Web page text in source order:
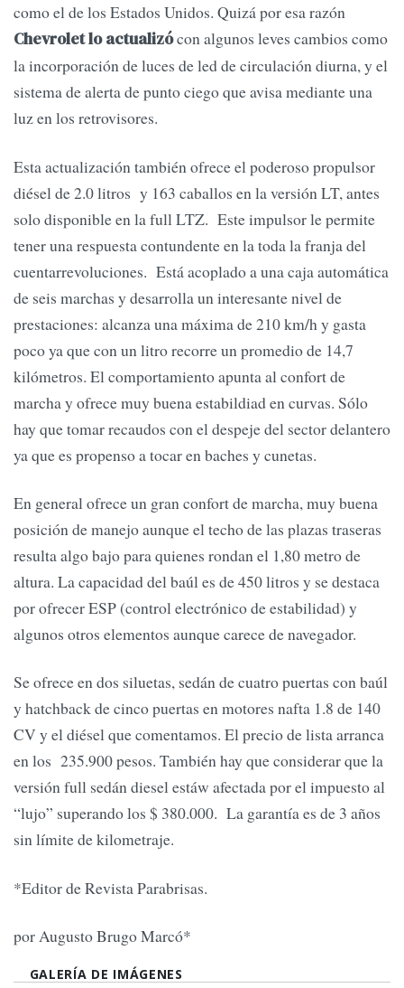
como el de los Estados Unidos. Quizá por esa razón
Chevrolet lo actualizócon algunos leves cambios como
la incorporación de luces de led de circulación diurna, y el
sistema de alerta de punto ciego que avisa mediante una
luz en los retrovisores.
Esta actualización también ofrece el poderoso propulsor
diésel de 2.0 litros y 163 caballos en la versión LT, antes
solo disponible en la full LTZ. Este impulsor le permite
tener una respuesta contundente en la toda la franja del
cuentarrevoluciones. Está acoplado a una caja automática
de seis marchas y desarrolla un interesante nivel de
prestaciones: alcanza una máxima de 210 km/h y gasta
poco ya que con un litro recorre un promedio de 14,7
kilómetros. El comportamiento apunta al confort de
marcha y ofrece muy buena estabildiad en curvas. Sólo
hay que tomar recaudos con el despeje del sector delantero
ya que es propenso a tocar en baches y cunetas.
En general ofrece un gran confort de marcha, muy buena
posición de manejo aunque el techo de las plazas traseras
resulta algo bajo para quienes rondan el 1,80 metro de
altura. La capacidad del baúl es de 450 litros y se destaca
por ofrecer ESP (control electrónico de estabilidad) y
algunos otros elementos aunque carece de navegador.
Se ofrece en dos siluetas, sedán de cuatro puertas con baúl
y hatchback de cinco puertas en motores nafta 1.8 de 140
CV y el diésel que comentamos. El precio de lista arranca
en los 235.900 pesos. También hay que considerar que la
versión full sedán diesel estáw afectada por el impuesto al
“lujo” superando los $ 380.000. La garantía es de 3 años
sin límite de kilometraje.
*Editor de Revista Parabrisas.
por Augusto Brugo Marcó*
GALERÍA DE IMÁGENES